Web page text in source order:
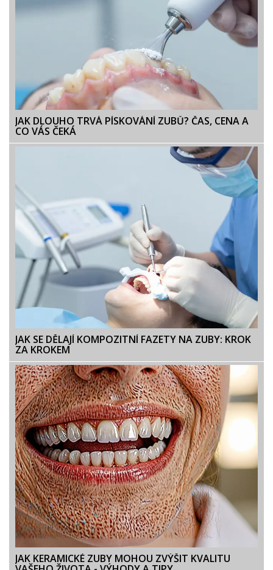
JAK DLOUHO TRVÁ PÍSKOVÁNÍ ZUBŮ? ČAS, CENA A
CO VÁS ČEKÁ
JAK SE DĚLAJÍ KOMPOZITNÍ FAZETY NA ZUBY: KROK
ZA KROKEM
JAK KERAMICKÉ ZUBY MOHOU ZVÝŠIT KVALITU